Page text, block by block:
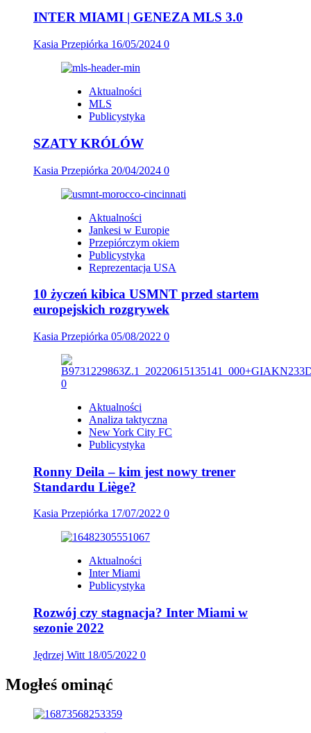
INTER MIAMI | GENEZA MLS 3.0
Kasia Przepiórka 16/05/2024 0
Aktualności
MLS
Publicystyka
SZATY KRÓLÓW
Kasia Przepiórka 20/04/2024 0
Aktualności
Jankesi w Europie
Przepiórczym okiem
Publicystyka
Reprezentacja USA
10 życzeń kibica USMNT przed startem
europejskich rozgrywek
Kasia Przepiórka 05/08/2022 0
Aktualności
Analiza taktyczna
New York City FC
Publicystyka
Ronny Deila – kim jest nowy trener
Standardu Liège?
Kasia Przepiórka 17/07/2022 0
Aktualności
Inter Miami
Publicystyka
Rozwój czy stagnacja? Inter Miami w
sezonie 2022
Jędrzej Witt 18/05/2022 0
Mogłeś ominąć